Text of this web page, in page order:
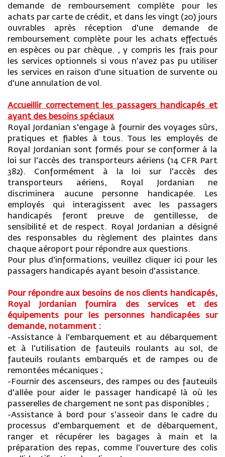
demande de remboursement complète pour les
achats par carte de crédit, et dans les vingt (20) jours
ouvrables après réception d'une demande de
remboursement complète pour les achats effectués
en espèces ou par chèque. , y compris les frais pour
les services optionnels si vous n'avez pas pu utiliser
les services en raison d'une situation de survente ou
d'une annulation de vol.
Accueillir correctement les passagers handicapés et
ayant des besoins spéciaux
Royal Jordanian s'engage à fournir des voyages sûrs,
pratiques et fiables à tous. Tous les employés de
Royal Jordanian sont formés pour se conformer à la
loi sur l'accès des transporteurs aériens (14 CFR Part
382). Conformément à la loi sur l'accès des
transporteurs aériens, Royal Jordanian ne
discriminera aucune personne handicapée. Les
employés qui interagissent avec les passagers
handicapés feront preuve de gentillesse, de
sensibilité et de respect. Royal Jordanian a désigné
des responsables du règlement des plaintes dans
chaque aéroport pour répondre aux questions.
Pour plus d'informations, veuillez cliquer ici pour les
passagers handicapés ayant besoin d'assistance.
Pour répondre aux besoins de nos clients handicapés,
Royal Jordanian fournira des services et des
équipements pour les personnes handicapées sur
demande, notamment :
-Assistance à l'embarquement et au débarquement
et à l'utilisation de fauteuils roulants au sol, de
fauteuils roulants embarqués et de rampes ou de
remontées mécaniques ;
-Fournir des ascenseurs, des rampes ou des fauteuils
d'allée pour aider le passager handicapé là où les
passerelles de chargement ne sont pas disponibles ;
-Assistance à bord pour s'asseoir dans le cadre du
processus d'embarquement et de débarquement,
ranger et récupérer les bagages à main et la
préparation des repas, comme l'ouverture des colis